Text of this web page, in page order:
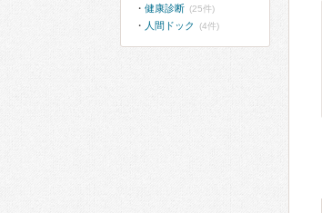
健康診断 (25件)
人間ドック (4件)